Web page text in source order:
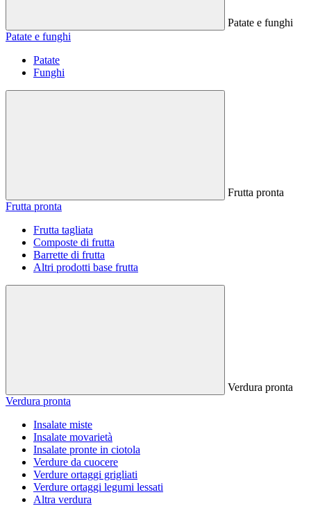
Patate e funghi
Patate e funghi
Patate
Funghi
Frutta pronta
Frutta pronta
Frutta tagliata
Composte di frutta
Barrette di frutta
Altri prodotti base frutta
Verdura pronta
Verdura pronta
Insalate miste
Insalate movarietà
Insalate pronte in ciotola
Verdure da cuocere
Verdure ortaggi grigliati
Verdure ortaggi legumi lessati
Altra verdura